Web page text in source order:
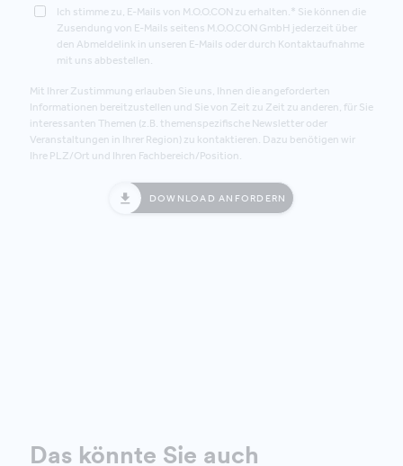
Ich stimme zu, E-Mails von M.O.O.CON zu erhalten.* Sie können die
Zusendung von E-Mails seitens M.O.O.CON GmbH jederzeit über
den Abmeldelink in unseren E-Mails oder durch Kontaktaufnahme
mit uns abbestellen.
Mit Ihrer Zustimmung erlauben Sie uns, Ihnen die angeforderten
Informationen bereitzustellen und Sie von Zeit zu Zeit zu anderen, für Sie
interessanten Themen (z.B. themenspezifische Newsletter oder
Veranstaltungen in Ihrer Region) zu kontaktieren. Dazu benötigen wir
Ihre PLZ/Ort und Ihren Fachbereich/Position.
DOWNLOAD ANFORDERN
Das könnte Sie auch